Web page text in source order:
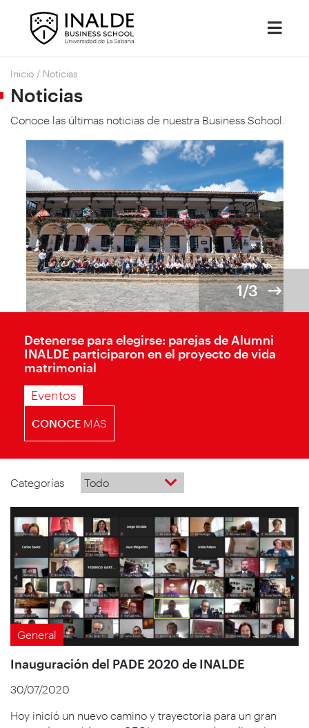
Inicio / Noticias
Noticias
Conoce las últimas noticias de nuestra Business School.
1/3
Detenerse para elegirse: parejas de Alumni
INALDE participaron en el proyecto de vida
matrimonial
Eventos
CONOCE MÁS
Categorías Todo
General
Inauguración del PADE 2020 de INALDE
30/07/2020
Hoy inició un nuevo camino y trayectoria para un gran